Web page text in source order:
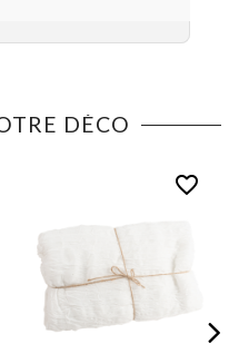
DÉCO
favorite_border